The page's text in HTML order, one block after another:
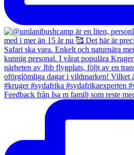
Feedback från Isa m familj som reste